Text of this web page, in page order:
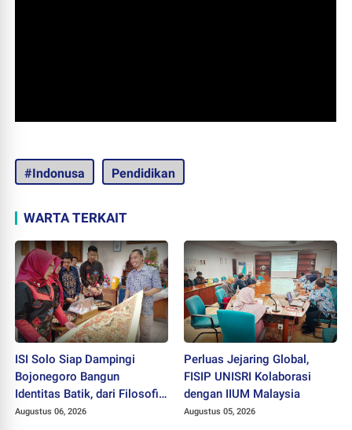
#Indonusa Pendidikan
WARTA TERKAIT
ISI Solo Siap Dampingi
Bojonegoro Bangun
Identitas Batik, dari Filosofi
hingga HAKI
Augustus 06, 2026
Perluas Jejaring Global,
FISIP UNISRI Kolaborasi
dengan IIUM Malaysia
Augustus 05, 2026